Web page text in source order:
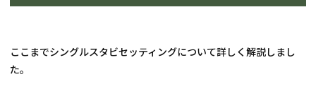
ここまでシングルスタビセッティングについて詳しく解説しまし
た。